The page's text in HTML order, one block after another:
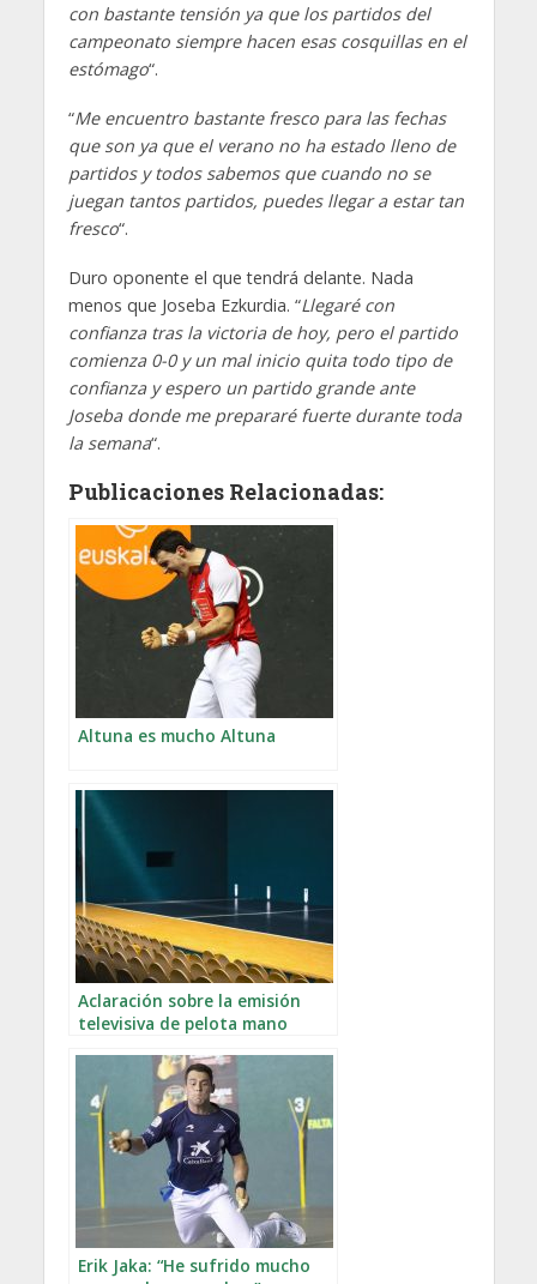
con bastante tensión ya que los partidos del
campeonato siempre hacen esas cosquillas en el
estómago“.
“Me encuentro bastante fresco para las fechas
que son ya que el verano no ha estado lleno de
partidos y todos sabemos que cuando no se
juegan tantos partidos, puedes llegar a estar tan
fresco“.
Duro oponente el que tendrá delante. Nada
menos que Joseba Ezkurdia. “Llegaré con
confianza tras la victoria de hoy, pero el partido
comienza 0-0 y un mal inicio quita todo tipo de
confianza y espero un partido grande ante
Joseba donde me prepararé fuerte durante toda
la semana“.
Publicaciones Relacionadas:
Altuna es mucho Altuna
Aclaración sobre la emisión
televisiva de pelota mano
Erik Jaka: “He sufrido mucho